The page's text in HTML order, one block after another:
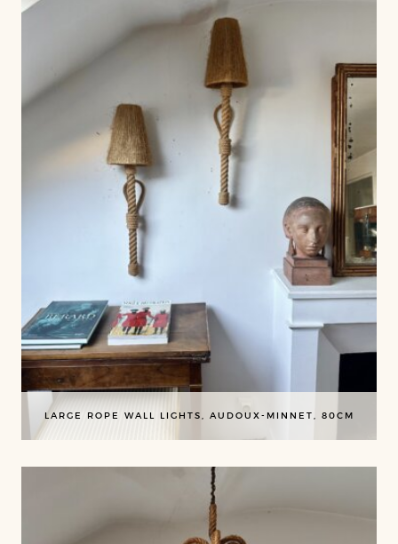
LARGE ROPE WALL LIGHTS, AUDOUX-MINNET, 80CM